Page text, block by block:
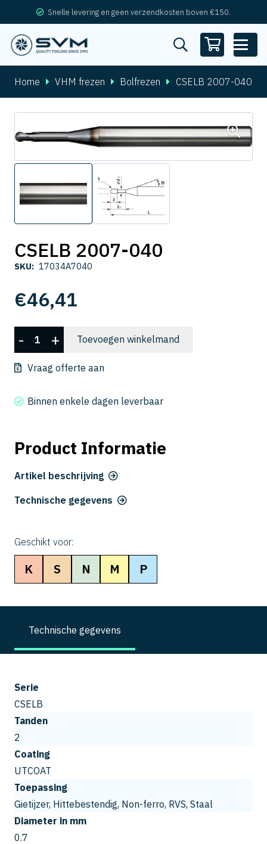
Snelle levering en geen verzendkosten boven €150.
Home VHM frezen Bolfrezen CSELB 2007-040
CSELB 2007-040
SKU: 17034A7040
€46,41
CSELB
2007-
040
- + Toevoegen winkelmand
Vraag offerte aan
Binnen enkele dagen leverbaar
Product Informatie
Artikel beschrijving
Technische gegevens
Geschikt voor:
K S N M P
Technische gegevens
Serie
CSELB
Tanden
2
Coating
UTCOAT
Toepassing
Gietijzer, Hittebestendig, Non-ferro, RVS, Staal
Diameter in mm
0.7